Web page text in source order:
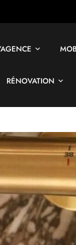
RÉNOVATION